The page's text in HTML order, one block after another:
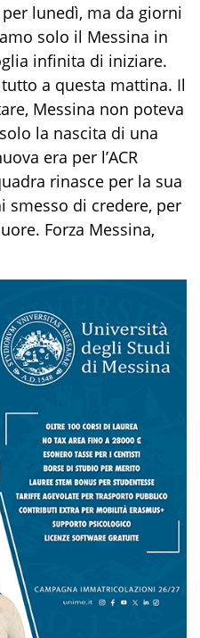
lunedì, ma da giorni
solo il Messina in
infinita di iniziare.
a questa mattina. Il
Messina non poteva
la nascita di una
era per l’ACR
rinasce per la sua
smesso di credere, per
Forza Messina,